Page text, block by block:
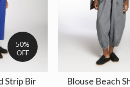
50%
OFF
Strip Bir
Blouse Beach